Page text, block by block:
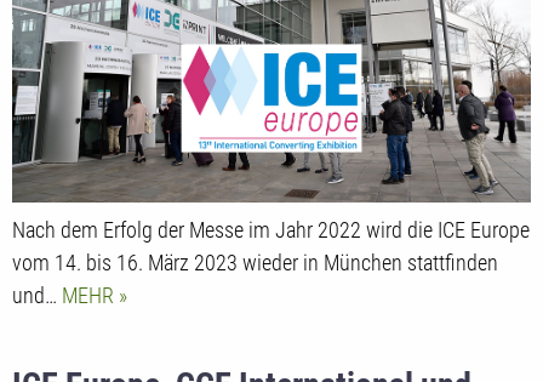
Nach dem Erfolg der Messe im Jahr 2022 wird die ICE Europe
vom 14. bis 16. März 2023 wieder in München stattfinden
und… MEHR